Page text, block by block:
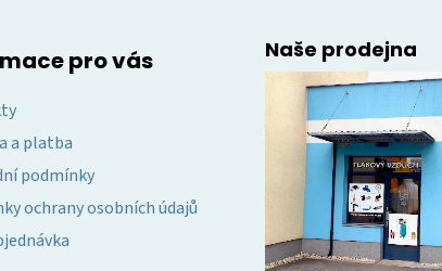
ý
i
s
u
pro vás
a platba
podmínky
ochrany osobních údajů
Naše prodejna